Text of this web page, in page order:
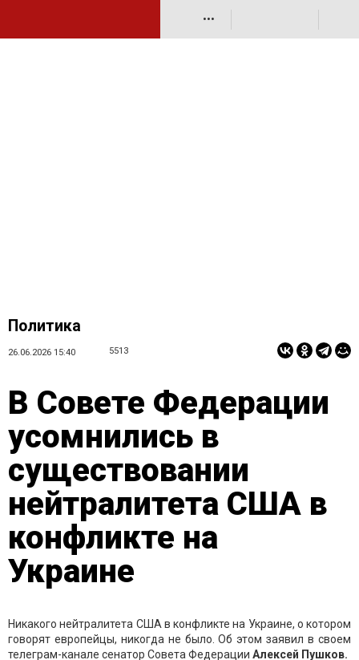
•••
Политика
26.06.2026 15:40 5513
В Совете Федерации
усомнились в
существовании
нейтралитета США в
конфликте на
Украине
Никакого нейтралитета США в конфликте на Украине, о котором
говорят европейцы, никогда не было. Об этом заявил в своем
телеграм-канале сенатор Совета Федерации Алексей Пушков.